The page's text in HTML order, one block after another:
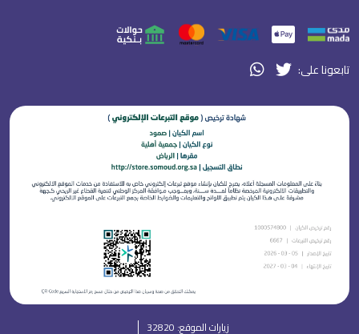
تابعونا على: منصة إكس روابط التذييل
واتساب روابط التذييل
زيارات الموقع: 32820